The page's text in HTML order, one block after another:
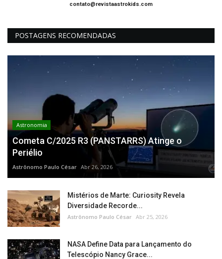
contato@revistaastrokids.com
POSTAGENS RECOMENDADAS
Astronomia
Cometa C/2025 R3 (PANSTARRS) Atinge o
Periélio
Astrônomo Paulo César Abr 26, 2026
Mistérios de Marte: Curiosity Revela
Diversidade Recorde...
Astrônomo Paulo César Abr 25, 2026
NASA Define Data para Lançamento do
Telescópio Nancy Grace...